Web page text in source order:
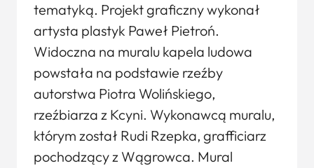
tematyką. Projekt graficzny wykonał
artysta plastyk Paweł Pietroń.
Widoczna na muralu kapela ludowa
powstała na podstawie rzeźby
autorstwa Piotra Wolińskiego,
rzeźbiarza z Kcyni. Wykonawcą muralu,
którym został Rudi Rzepka, grafficiarz
pochodzący z Wągrowca. Mural